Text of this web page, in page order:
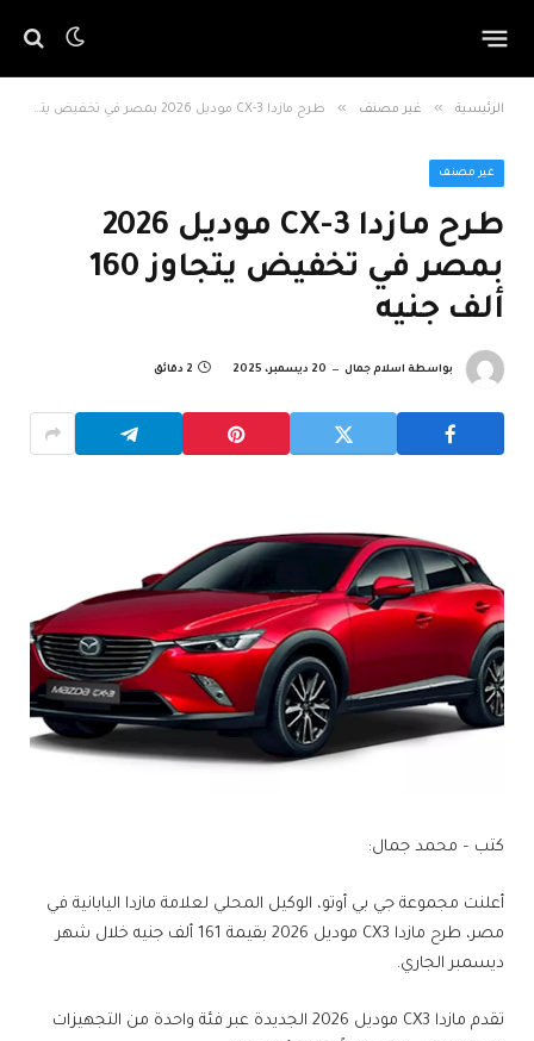
الرئيسية » غير مصنف » طرح مازدا CX-3 موديل 2026 بمصر في تخفيض يتجاوز 160 ألف جنيه
غير مصنف
طرح مازدا CX-3 موديل 2026
بمصر في تخفيض يتجاوز 160
ألف جنيه
بواسطة اسلام جمال 20 ديسمبر، 2025 2 دقائق
كتب – محمد جمال:
أعلنت مجموعة جي بي أوتو، الوكيل المحلي لعلامة مازدا اليابانية في
مصر، طرح مازدا CX3 موديل 2026 بقيمة 161 ألف جنيه خلال شهر
ديسمبر الجاري.
تقدم مازدا CX3 موديل 2026 الجديدة عبر فئة واحدة من التجهيزات